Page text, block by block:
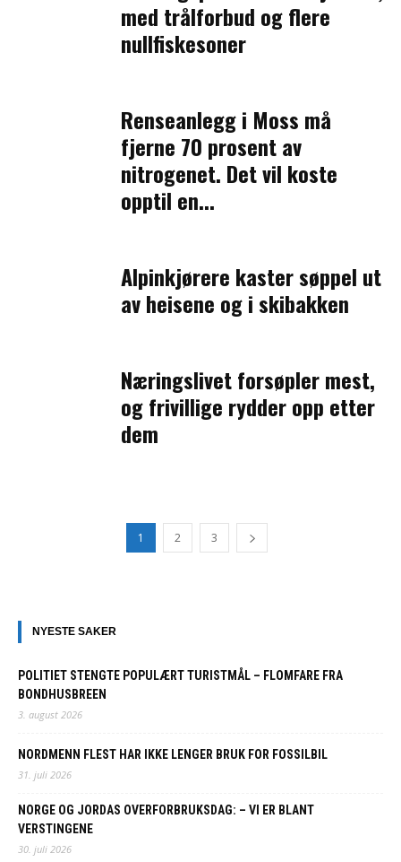
med trålforbud og flere
nullfiskesoner
Renseanlegg i Moss må
fjerne 70 prosent av
nitrogenet. Det vil koste
opptil en...
Alpinkjørere kaster søppel ut
av heisene og i skibakken
Næringslivet forsøpler mest,
og frivillige rydder opp etter
dem
1 2 3
NYESTE SAKER
POLITIET STENGTE POPULÆRT TURISTMÅL – FLOMFARE FRA
BONDHUSBREEN
3. august 2026
NORDMENN FLEST HAR IKKE LENGER BRUK FOR FOSSILBIL
31. juli 2026
NORGE OG JORDAS OVERFORBRUKSDAG: – VI ER BLANT
VERSTINGENE
30. juli 2026